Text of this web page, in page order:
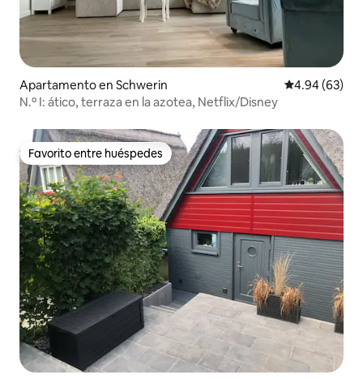
Apartamento en Schwerin Calificación
4.94 (63)
N.º I: ático, terraza en la azotea, Netflix/Disney
Favorito entre huéspedes
Favorito entre huéspedes